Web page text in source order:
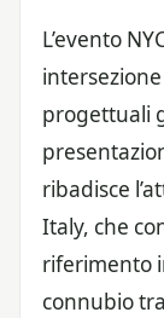
L’evento
progettuali
ribadisce
Italy, che
riferimento
connubio